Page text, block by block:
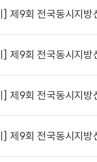
] 제9회 전국동시지방
] 제9회 전국동시지방
] 제9회 전국동시지방
] 제9회 전국동시지방